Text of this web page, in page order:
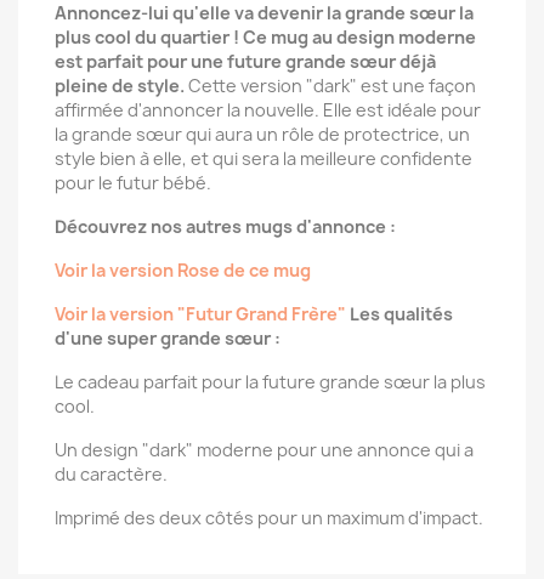
Annoncez-lui qu'elle va devenir la grande sœur la
plus cool du quartier ! Ce mug au design moderne
est parfait pour une future grande sœur déjà
pleine de style. Cette version "dark" est une façon
affirmée d'annoncer la nouvelle. Elle est idéale pour
la grande sœur qui aura un rôle de protectrice, un
style bien à elle, et qui sera la meilleure confidente
pour le futur bébé.
Découvrez nos autres mugs d'annonce :
Voir la version Rose de ce mug
Voir la version "Futur Grand Frère" Les qualités
d'une super grande sœur :
Le cadeau parfait pour la future grande sœur la plus
cool.
Un design "dark" moderne pour une annonce qui a
du caractère.
Imprimé des deux côtés pour un maximum d'impact.